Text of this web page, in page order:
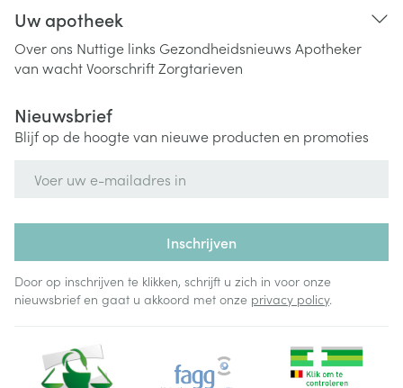
Uw apotheek
Over ons Nuttige links Gezondheidsnieuws Apotheker
van wachtVoorschriftZorgtarieven
Nieuwsbrief
Blijf op de hoogte van nieuwe producten en promoties
Inschrijven
Door op inschrijven te klikken, schrijft u zich in voor onze
nieuwsbrief en gaat u akkoord met onze privacy policy.